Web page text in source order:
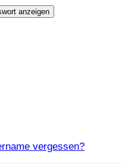
anzeigen
vergessen?